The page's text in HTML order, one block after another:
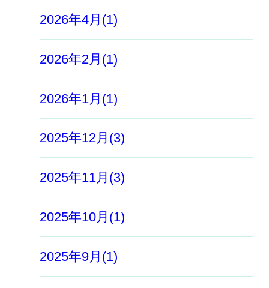
2026年4月(1)
2026年2月(1)
2026年1月(1)
2025年12月(3)
2025年11月(3)
2025年10月(1)
2025年9月(1)